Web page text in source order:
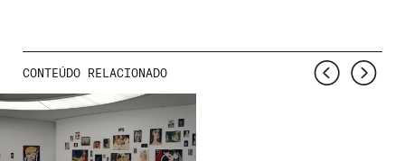
CONTEÚDO RELACIONADO